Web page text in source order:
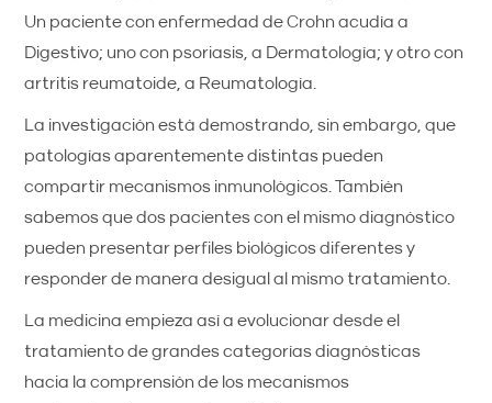
Un paciente con enfermedad de Crohn acudía a
Digestivo; uno con psoriasis, a Dermatología; y otro con
artritis reumatoide, a Reumatología.
La investigación está demostrando, sin embargo, que
patologías aparentemente distintas pueden
compartir mecanismos inmunológicos. También
sabemos que dos pacientes con el mismo diagnóstico
pueden presentar perfiles biológicos diferentes y
responder de manera desigual al mismo tratamiento.
La medicina empieza así a evolucionar desde el
tratamiento de grandes categorías diagnósticas
hacia la comprensión de los mecanismos